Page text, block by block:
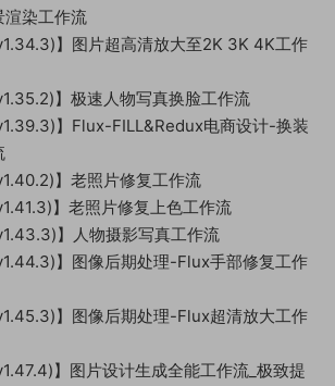
渲染工作流
】图片超高清放大至2K 3K 4K工作
】极速人物写真换脸工作流
】Flux-FILL&Redux电商设计-换装
】老照片修复工作流
】老照片修复上色工作流
】人物摄影写真工作流
】图像后期处理-Flux手部修复工作
】图像后期处理-Flux超清放大工作
】图片设计生成全能工作流_极致提